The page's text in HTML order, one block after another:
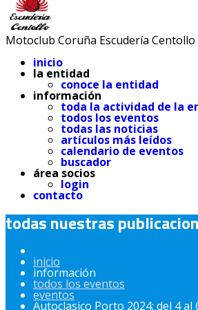
Motoclub Coruña Escudería
inicio
la entidad
conoce la entidad
información
toda la actividad de la
todos los eventos
todas las noticias
artículos más leídos
calendario de eventos
buscador
área socios
login
contacto
todas nuestras
inicio
información
todos los eventos
eventos
Autoclasico Porto 2024: del 4 al